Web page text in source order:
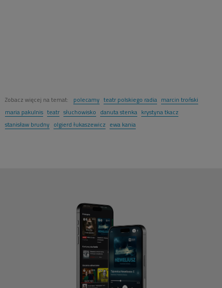
Zobacz więcej na temat: polecamy teatr polskiego radia marcin troński
maria pakulnis teatr słuchowisko danuta stenka krystyna tkacz
stanisław brudny olgierd łukaszewicz ewa kania